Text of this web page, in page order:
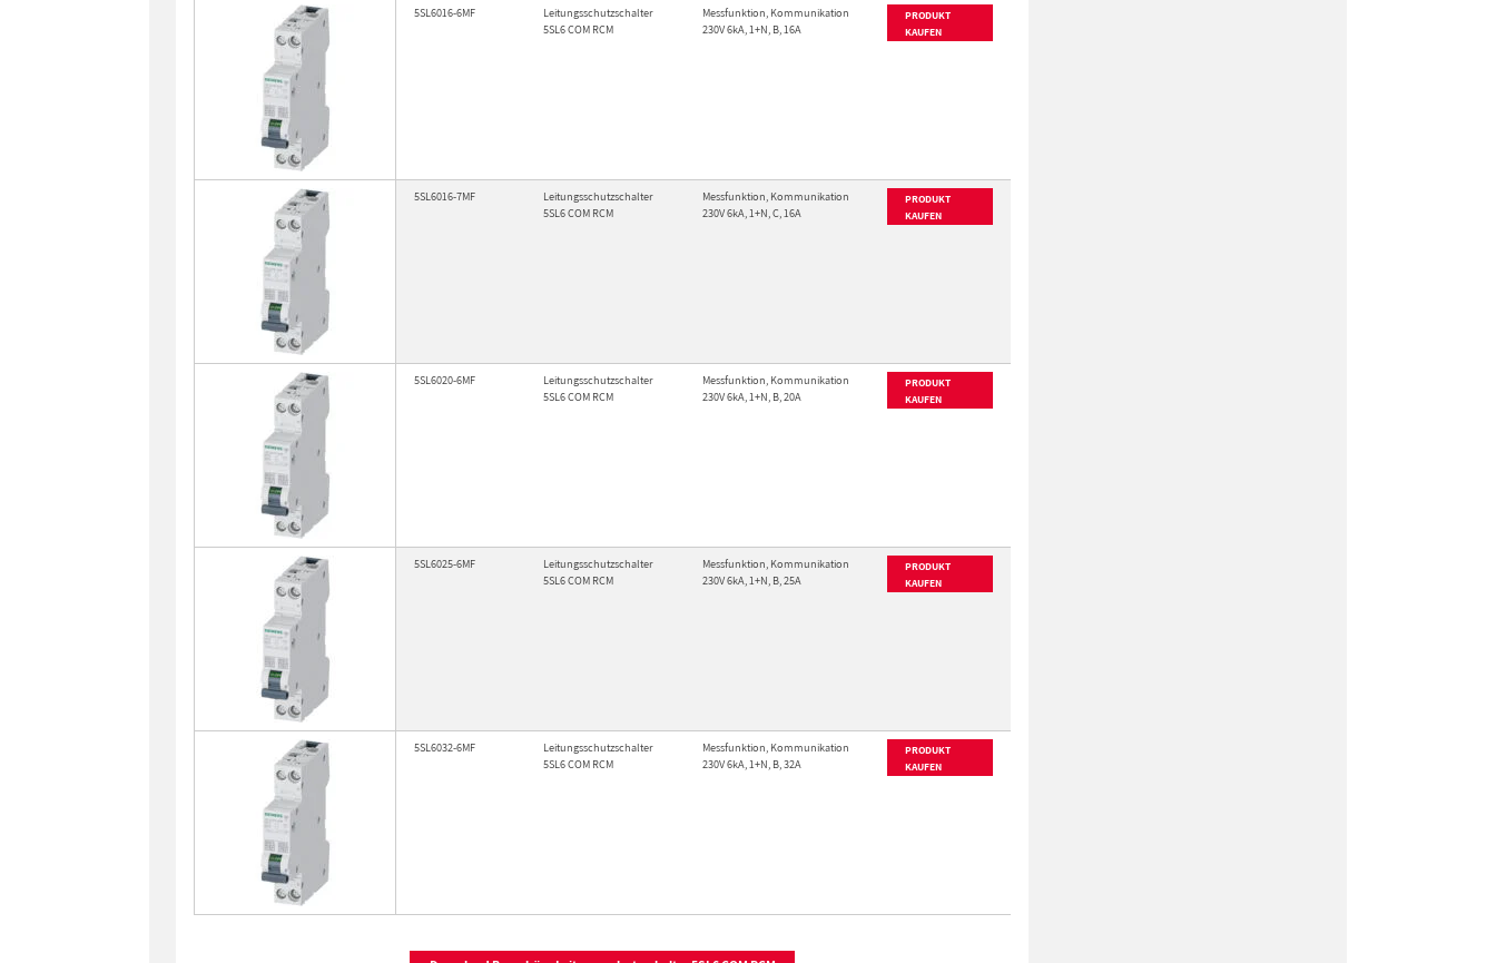
5SL6016-6MF
Leitungsschutzschalter
5SL6 COM RCM
Messfunktion, Kommunikation
230V 6kA, 1+N, B, 16A
PRODUKT
KAUFEN
5SL6016-7MF
Leitungsschutzschalter
5SL6 COM RCM
Messfunktion, Kommunikation
230V 6kA, 1+N, C, 16A
PRODUKT
KAUFEN
5SL6020-6MF
Leitungsschutzschalter
5SL6 COM RCM
Messfunktion, Kommunikation
230V 6kA, 1+N, B, 20A
PRODUKT
KAUFEN
5SL6025-6MF
Leitungsschutzschalter
5SL6 COM RCM
Messfunktion, Kommunikation
230V 6kA, 1+N, B, 25A
PRODUKT
KAUFEN
5SL6032-6MF
Leitungsschutzschalter
5SL6 COM RCM
Messfunktion, Kommunikation
230V 6kA, 1+N, B, 32A
PRODUKT
KAUFEN